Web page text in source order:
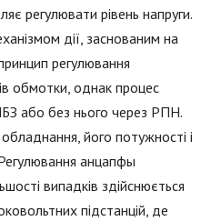
регулювати рівень напруги.
дії, заснованим на
регулювання
обмотки, однак процес
або без нього через РПН.
його потужності і
анцапфы
випадків здійснюється
підстанцій, де